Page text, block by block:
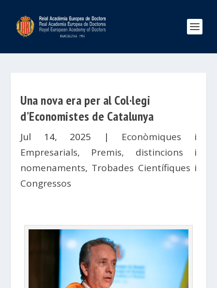
Una nova era per al Col·legi
d’Economistes de Catalunya
Jul 14, 2025 | Econòmiques i
Empresarials, Premis, distincions i
nomenaments, Trobades Científiques i
Congressos